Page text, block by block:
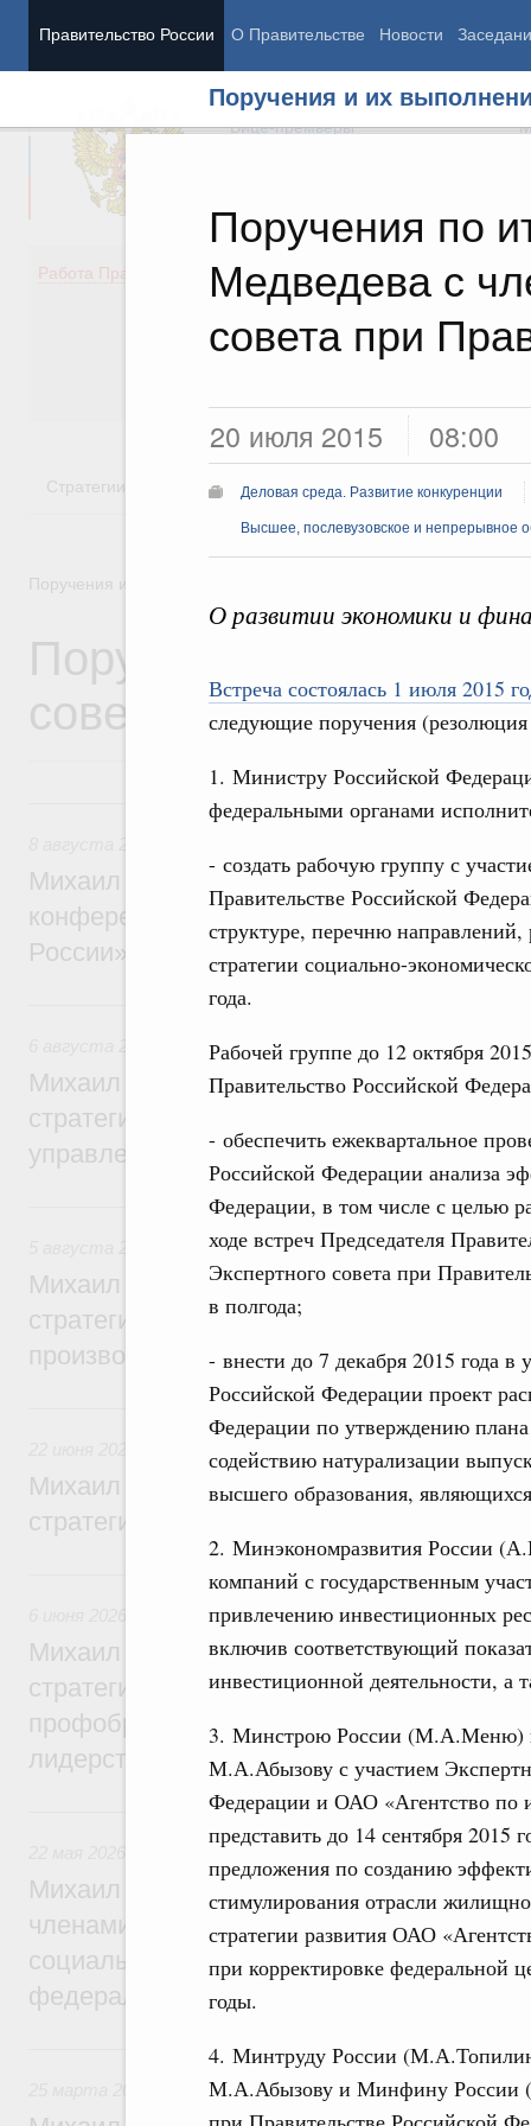
Правительство России О Правительстве Новости
Поручения и их
Поручения по
Медведева с
совета при
20 июля 2015 08:00
Деловая среда. Развитие конкуренции
Высшее, послевузовское и непрерывное
О развитии экономики и
Встреча состоялась 1 июля 2015
следующие поручения
1. Министру Российской
федеральными органами
- создать рабочую группу с
Правительстве Российской
структуре, перечню
стратегии социально-
года.
Рабочей группе до 12 октября
Правительство Российской
- обеспечить ежеквартальное
Российской Федерации анализа
Федерации, в том числе с целью
ходе встреч Председателя
Экспертного совета при
в полгода;
- внести до 7 декабря 2015 года в
Российской Федерации проект
Федерации по утверждению
содействию натурализации
высшего образования,
2. Минэкономразвития России
компаний с государственным
привлечению инвестиционных
включив соответствующий
инвестиционной деятельности, а
3. Минстрою России (М.А.Меню)
М.А.Абызову с участием
Федерации и ОАО «Агентство по
представить до 14 сентября 2015
предложения по созданию
стимулирования отрасли
стратегии развития ОАО
при корректировке федеральной
годы.
4. Минтруду России
М.А.Абызову и Минфину России
Председатель Правительства
Вице-премьеры
Работа Правительства
Демография
Здоровье
Культура
Стратегии Государственные программы
Поручения и их выполнение
Поручения
совещаний,
8 августа, суббота
Михаил Мишустин дал поручения по
конференции «Цифровая индустрия
России»
Технологическое развитие. Инновации
Михаил Мишустин дал поручения по
стратегической сессии о
управления научно-технологическим
5 августа, среда
Вопросы производительности труда и
Михаил Мишустин дал поручения по
стратегической сессии, посвящённой
производительности труда
22 июня, понедельник
Отрасль информационных технологий
Михаил Мишустин дал поручения по
стратегической сессии по развитию
6 июня, суббота
Высшее, послевузовское и непрерывное
Михаил Мишустин дал поручения по
стратегической сессии по развитию
профобразования для достижения
лидерства
22 мая, пятница
Развитие Северного Кавказа
Михаил Мишустин дал поручения по
членами Правительственной комиссии
социально-экономического развития
федерального округа
25 марта, среда
Отчёты Правительства